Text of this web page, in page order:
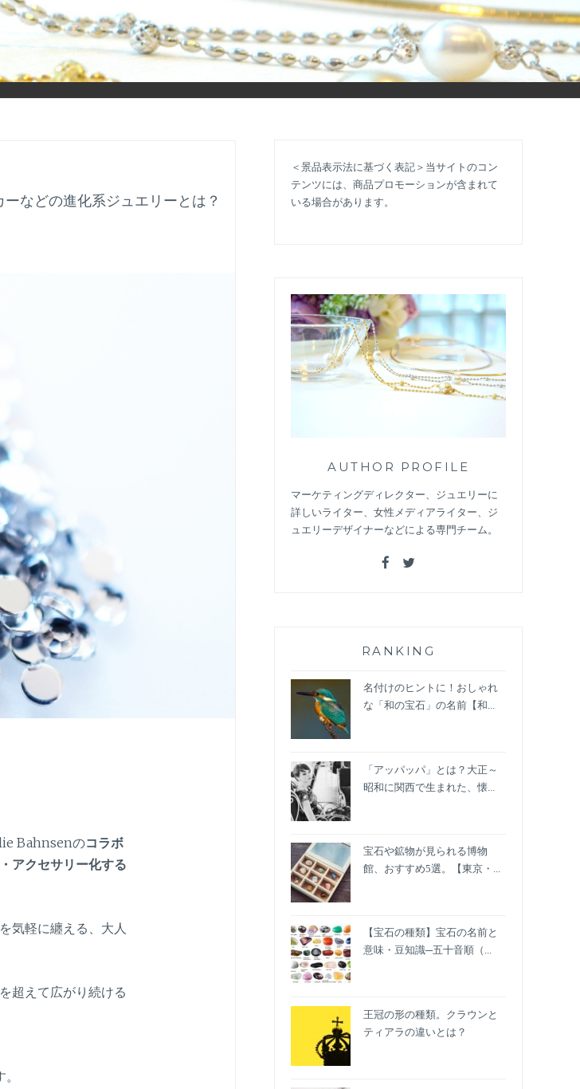
代のためのWEBメディアです。 お役立ち情報やコラムで大人のおしゃれを応援します。
などの進化系ジュエリーとは？
Bahnsenのコラボ
アクセサリー化する
気軽に纏える、大人
超えて広がり続ける
＜景品表示法に基づく表記＞当サイトのコン
テンツには、商品プロモーションが含まれて
いる場合があります。
AUTHOR PROFILE
マーケティングディレクター、ジュエリーに
詳しいライター、女性メディアライター、ジ
ュエリーデザイナーなどによる専門チーム。
RANKING
名付けのヒントに！おしゃれ
な「和の宝石」の名前【和...
「アッパッパ」とは？大正～
昭和に関西で生まれた、懐...
宝石や鉱物が見られる博物
館、おすすめ5選。【東京・...
【宝石の種類】宝石の名前と
意味・豆知識─五十音順（...
王冠の形の種類。クラウンと
ティアラの違いとは？